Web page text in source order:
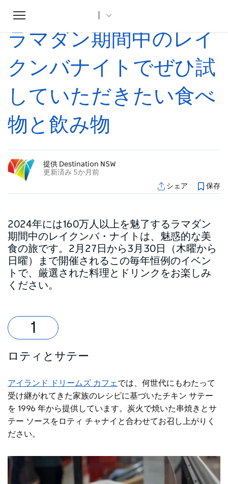
Toggle
navigation
ホーム
ラマダン期間中のレイ
クンバナイトでぜひ試
していただきたい食べ
物と飲み物
提供 Destination NSW
更新済み 5か月前
シェア
保存
2024年には160万人以上を魅了するラマダン
期間中のレイクンバ・ナイトは、魅惑的な美
食の旅です。2月27日から3月30日（木曜から
日曜）まで開催されるこの毎年恒例のイベン
トで、厳選された料理とドリンクをお楽しみ
ください。
ロティとサテー
アイランド ドリームズ カフェ では、何世代にもわたって
受け継がれてきた家族のレシピに基づいたチキン サテー
を 1996 年から提供しています。炭火で焼いた串焼きとサ
テー ソースをロティ チャナイと合わせてお召し上がりく
ださい。